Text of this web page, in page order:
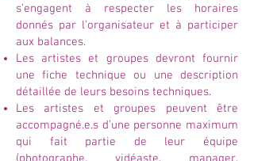
s’engagent à respecter les horaires
donnés par l’organisateur et à participer
aux balances.
Les artistes et groupes devront fournir
une fiche technique ou une description
détaillée de leurs besoins techniques.
Les artistes et groupes peuvent être
accompagné.e.s d’une personne maximum
qui fait partie de leur équipe